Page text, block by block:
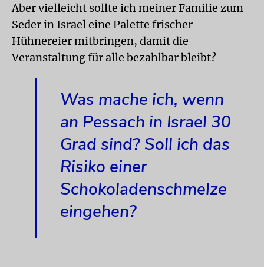
Aber vielleicht sollte ich meiner Familie zum
Seder in Israel eine Palette frischer
Hühnereier mitbringen, damit die
Veranstaltung für alle bezahlbar bleibt?
Was mache ich, wenn
an Pessach in Israel 30
Grad sind? Soll ich das
Risiko einer
Schokoladenschmelze
eingehen?